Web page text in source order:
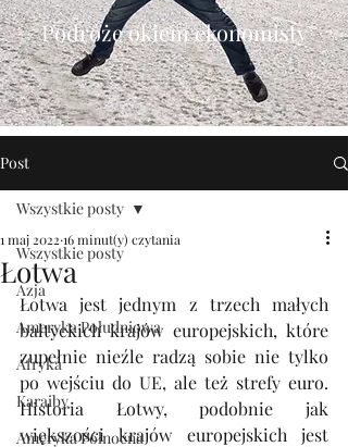
Podróże okiem ekonomisty
Post
Wszystkie posty
Azja
Ameryka Południowa
Afryka
Karaiby
Ameryka Północna
Wszystkie posty
Łotwa
1 maj 2022 16 minut(y) czytania
Łotwa jest jednym z trzech małych
bałtyckich krajów europejskich, które
zupełnie nieźle radzą sobie nie tylko
po wejściu do UE, ale też strefy euro.
Historia Łotwy, podobnie jak
większości krajów europejskich jest